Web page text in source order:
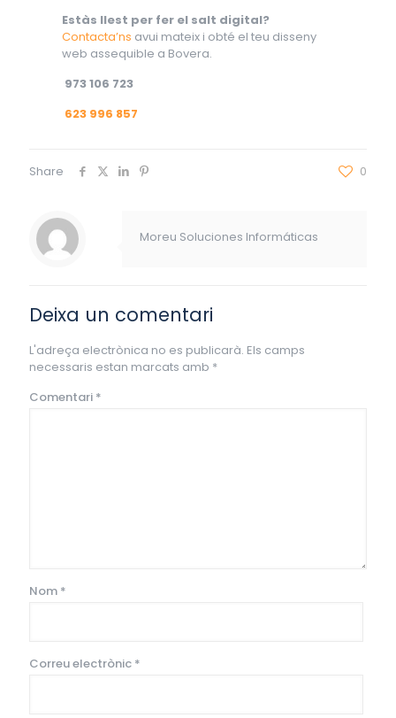
Estàs llest per fer el salt digital?
Contacta’ns avui mateix i obté el teu disseny
web assequible a Bovera.
973 106 723
623 996 857
Share 0
Moreu Soluciones Informáticas
Deixa un comentari
L'adreça electrònica no es publicarà. Els camps
necessaris estan marcats amb *
Comentari *
Nom *
Correu electrònic *